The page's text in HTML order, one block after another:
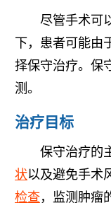
尽管手术可
下，患者可能由
择保守治疗。保
测。
治疗目标
保守治疗的
状以及避免手术
检查，监测肿瘤